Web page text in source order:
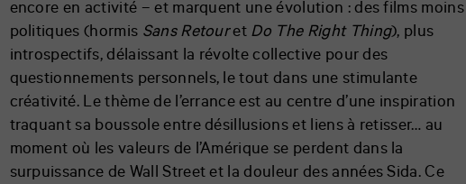
encore en activité – et marquent une évolution : des films moins
politiques (hormis Sans Retouret Do The Right Thing), plus
introspectifs, délaissant la révolte collective pour des
questionnements personnels, le tout dans une stimulante
créativité. Le thème de l’errance est au centre d’une inspiration
traquant sa boussole entre désillusions et liens à retisser… au
moment où les valeurs de l’Amérique se perdent dans la
surpuissance de Wall Street et la douleur des années Sida. Ce